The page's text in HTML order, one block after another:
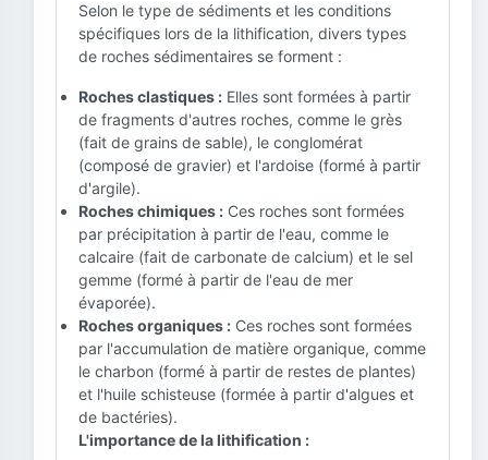
Selon le type de sédiments et les conditions
spécifiques lors de la lithification, divers types
de roches sédimentaires se forment :
Roches clastiques : Elles sont formées à partir
de fragments d'autres roches, comme le grès
(fait de grains de sable), le conglomérat
(composé de gravier) et l'ardoise (formé à partir
d'argile).
Roches chimiques : Ces roches sont formées
par précipitation à partir de l'eau, comme le
calcaire (fait de carbonate de calcium) et le sel
gemme (formé à partir de l'eau de mer
évaporée).
Roches organiques : Ces roches sont formées
par l'accumulation de matière organique, comme
le charbon (formé à partir de restes de plantes)
et l'huile schisteuse (formée à partir d'algues et
de bactéries).
L'importance de la lithification :